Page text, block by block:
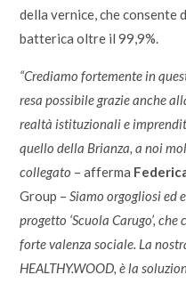
della vernice, che
batterica oltre il 99,9%.
“Crediamo fortemente in
resa possibile grazie anche
realtà istituzionali e
quello della Brianza, a noi
collegato – afferma
Group –Siamo orgogliosi ed
progetto ‘Scuola Carugo’,
forte valenza sociale. La
HEALTHY.WOOD, è la